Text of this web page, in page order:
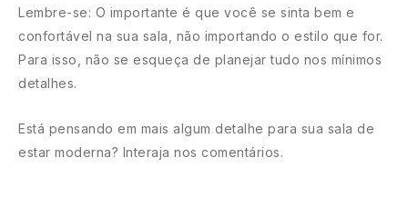
Lembre-se: O importante é que você se sinta bem e
confortável na sua sala, não importando o estilo que for.
Para isso, não se esqueça de planejar tudo nos mínimos
detalhes.
Está pensando em mais algum detalhe para sua sala de
estar moderna? Interaja nos comentários.